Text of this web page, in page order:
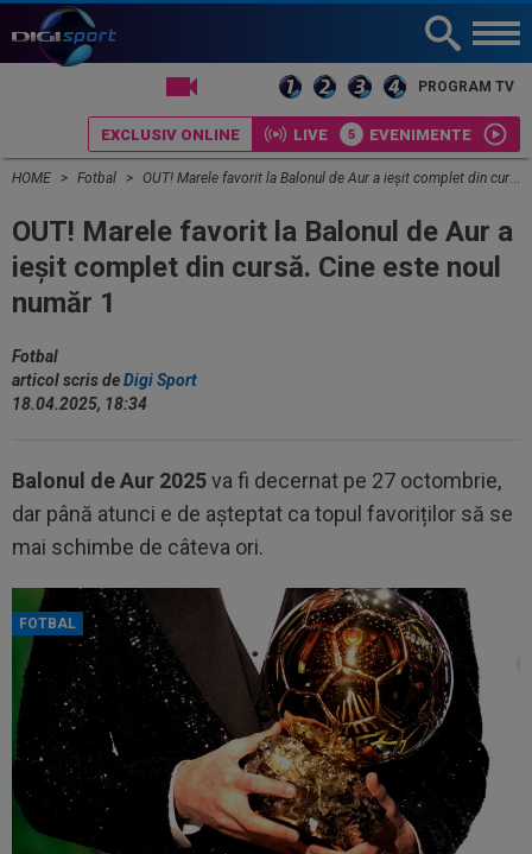
PROGRAM TV
EXCLUSIV ONLINE LIVE EVENIMENTE
HOME Fotbal OUT! Marele favorit la Balonul de Aur a ieșit complet din cursă. Cine este noul număr 1
OUT! Marele favorit la Balonul de Aur a
ieșit complet din cursă. Cine este noul
număr 1
Fotbal
articol scris deDigi Sport
18.04.2025, 18:34
Balonul de Aur 2025va fi decernat pe 27 octombrie,
dar până atunci e de așteptat ca topul favoriților să se
mai schimbe de câteva ori.
FOTBAL